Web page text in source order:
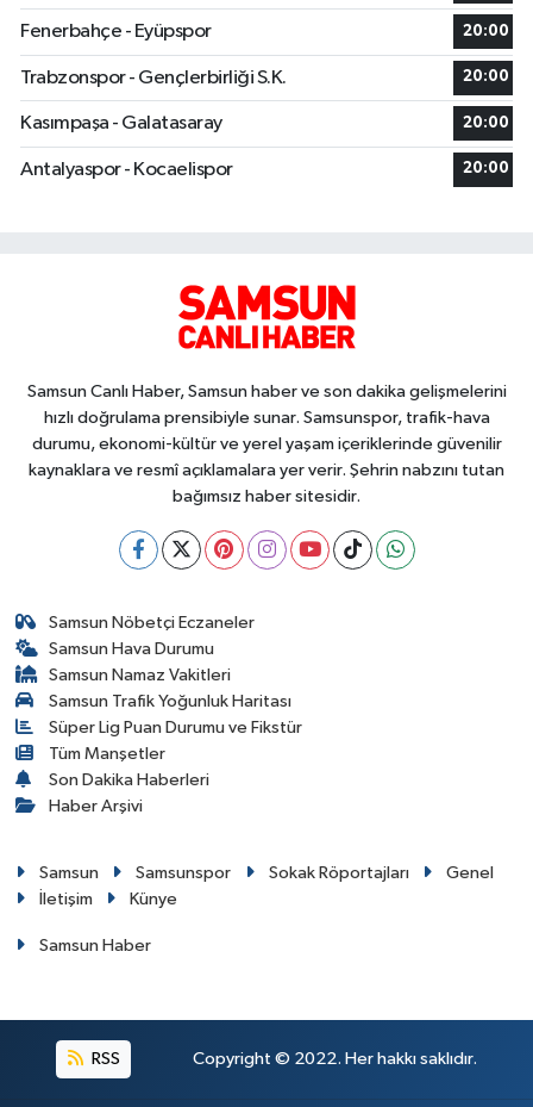
Fenerbahçe - Eyüpspor 20:00
Trabzonspor - Gençlerbirliği S.K. 20:00
Kasımpaşa - Galatasaray 20:00
Antalyaspor - Kocaelispor 20:00
Samsun Canlı Haber, Samsun haber ve son dakika gelişmelerini
hızlı doğrulama prensibiyle sunar. Samsunspor, trafik-hava
durumu, ekonomi-kültür ve yerel yaşam içeriklerinde güvenilir
kaynaklara ve resmî açıklamalara yer verir. Şehrin nabzını tutan
bağımsız haber sitesidir.
Samsun Nöbetçi Eczaneler
Samsun Hava Durumu
Samsun Namaz Vakitleri
Samsun Trafik Yoğunluk Haritası
Süper Lig Puan Durumu ve Fikstür
Tüm Manşetler
Son Dakika Haberleri
Haber Arşivi
Samsun Samsunspor Sokak Röportajları
Genel
İletişim
Künye
Samsun Haber
RSS Copyright © 2022. Her hakkı saklıdır.